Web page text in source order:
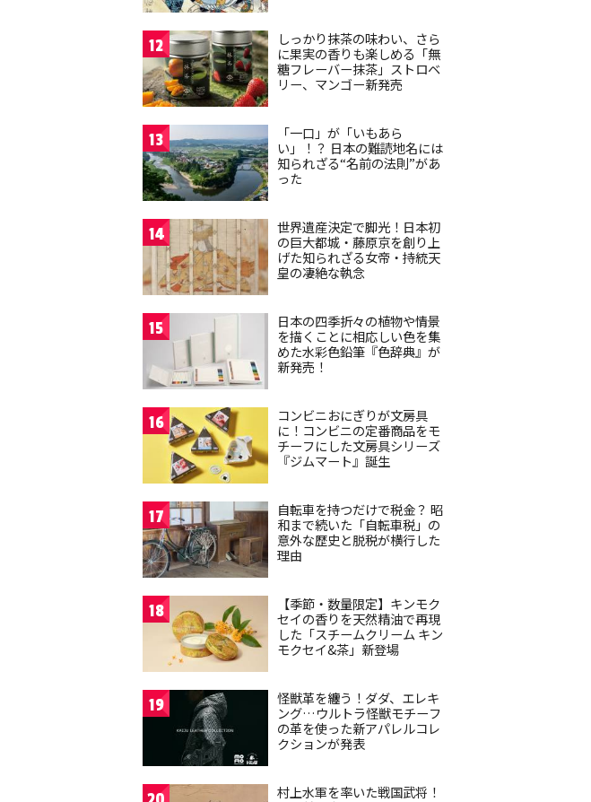
12
しっかり抹茶の味わい、さら
に果実の香りも楽しめる「無
糖フレーバー抹茶」ストロベ
リー、マンゴー新発売
13
「一口」が「いもあら
い」！？ 日本の難読地名には
知られざる“名前の法則”があ
った
14
世界遺産決定で脚光！日本初
の巨大都城・藤原京を創り上
げた知られざる女帝・持統天
皇の凄絶な執念
15
日本の四季折々の植物や情景
を描くことに相応しい色を集
めた水彩色鉛筆『色辞典』が
新発売！
16
コンビニおにぎりが文房具
に！コンビニの定番商品をモ
チーフにした文房具シリーズ
『ジムマート』誕生
17
自転車を持つだけで税金？ 昭
和まで続いた「自転車税」の
意外な歴史と脱税が横行した
理由
18
【季節・数量限定】キンモク
セイの香りを天然精油で再現
した「スチームクリーム キン
モクセイ&茶」新登場
19
怪獣革を纏う！ダダ、エレキ
ング…ウルトラ怪獣モチーフ
の革を使った新アパレルコレ
クションが発表
村上水軍を率いた戦国武将！